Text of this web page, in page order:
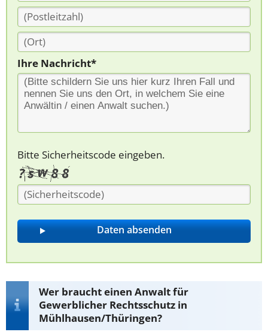
Ihre Nachricht*
Bitte Sicherheitscode eingeben.
Wer braucht einen Anwalt für
Gewerblicher Rechtsschutz in
Mühlhausen/Thüringen?